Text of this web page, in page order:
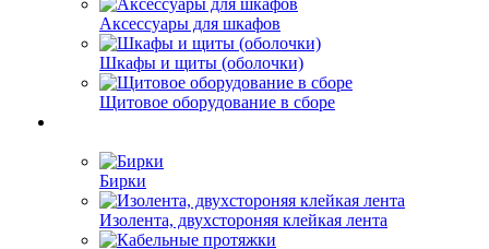
Аксессуары для шкафов
Шкафы и щиты (оболочки)
Щитовое оборудование в сборе
Бирки
Изолента, двухстороняя клейкая лента